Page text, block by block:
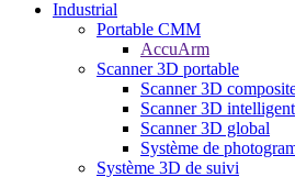
Industrial
Portable CMM
AccuArm
Scanner 3D portable
Scanner 3D
Scanner 3D intelligent
Scanner 3D global
Système de
Système 3D de suivi